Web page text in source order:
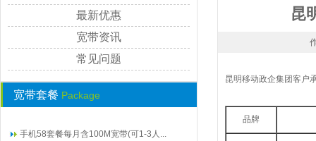
最新优惠
宽带资讯
常见问题
宽带套餐 Package
手机58套餐每月含100M宽带(可1-3人...
昆
昆明移动政企集团客户
品牌